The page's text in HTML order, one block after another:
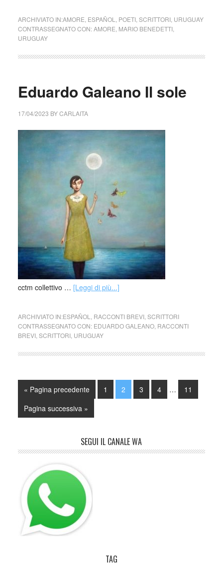
ARCHIVIATO IN:AMORE ESPAÑOL POETI, SCRITTORI, URUGUAY
CONTRASSEGNATO CON:AMORE MARIO BENEDETTI,
URUGUAY
Eduardo Galeano Il sole
17/04/2023 BYCARLAITA
cctm collettivo … [Leggi di più...]
ARCHIVIATO IN:ESPAÑOL RACCONTI BREVI, SCRITTORI
CONTRASSEGNATO CON: EDUARDO GALEANO, RACCONTI
BREVI, SCRITTORI, URUGUAY
« Pagina precedente 1 2 3 4 …
11
Pagina successiva »
SEGUI IL CANALE WA
TAG